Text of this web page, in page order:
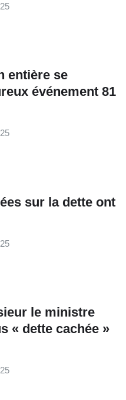
entière se
événement 81
sur la dette ont
le ministre
« dette cachée »